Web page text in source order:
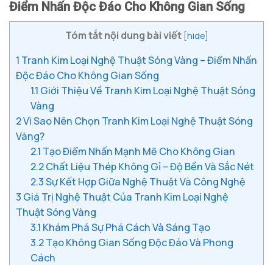
Điểm Nhấn Độc Đáo Cho Không Gian Sống
Tóm tắt nội dung bài viết [hide]
1 Tranh Kim Loại Nghệ Thuật Sóng Vàng – Điểm Nhấn
Độc Đáo Cho Không Gian Sống
1.1 Giới Thiệu Về Tranh Kim Loại Nghệ Thuật Sóng
Vàng
2Vì Sao Nên Chọn Tranh Kim Loại Nghệ Thuật Sóng
Vàng?
2.1 Tạo Điểm Nhấn Mạnh Mẽ Cho Không Gian
2.2Chất Liệu Thép Không Gỉ – Độ Bền Và Sắc Nét
2.3Sự Kết Hợp Giữa Nghệ Thuật Và Công Nghệ
3 Giá Trị Nghệ Thuật Của Tranh Kim Loại Nghệ
Thuật Sóng Vàng
3.1 Khám Phá Sự Phá Cách Và Sáng Tạo
3.2Tạo Không Gian Sống Độc Đáo Và Phong
Cách